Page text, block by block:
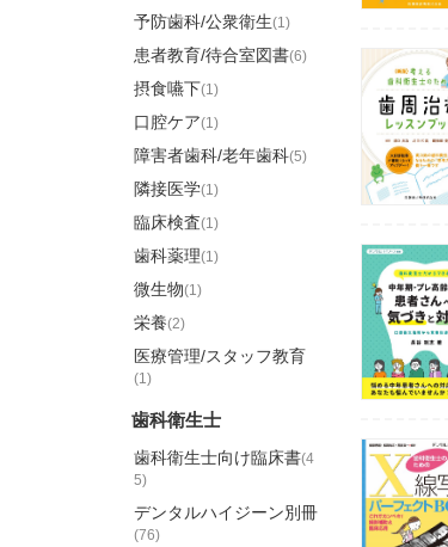
予防歯科/公衆衛生(1)
患者教育/待合室図書(6)
摂食嚥下(1)
口腔ケア(1)
障害者歯科/老年歯科(5)
隣接医学(1)
臨床検査(1)
歯科薬理(1)
微生物(1)
栄養(2)
医療管理/スタッフ教育
(1)
歯科衛生士
歯科衛生士向け臨床書(4
5)
デンタルハイジーン別冊
(76)